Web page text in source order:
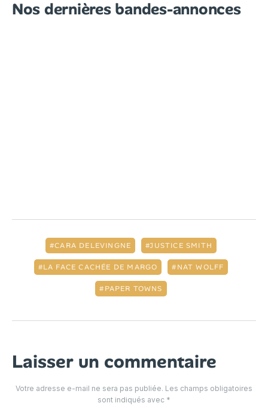
Nos dernières bandes-annonces
CARA DELEVINGNE JUSTICE SMITH
LA FACE CACHÉE DE MARGO NAT WOLFF
PAPER TOWNS
Laisser un commentaire
Votre adresse e-mail ne sera pas publiée. Les champs obligatoires
sont indiqués avec *